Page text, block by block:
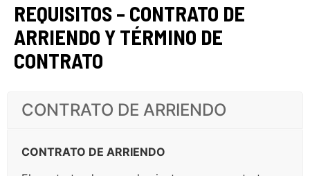
REQUISITOS – CONTRATO DE
ARRIENDO Y TÉRMINO DE
CONTRATO
CONTRATO DE ARRIENDO
CONTRATO DE ARRIENDO